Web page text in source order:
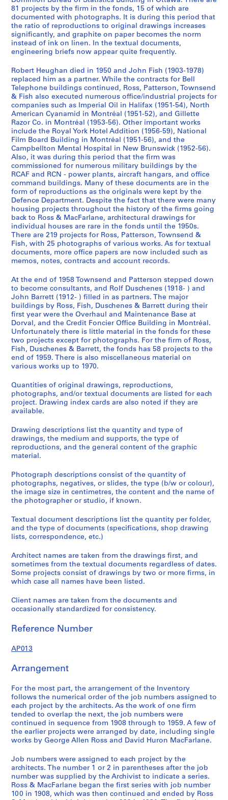
t
s
]
,
1
9
1
2
-
1
9
3
0
AP013.S3.D633
1
9
6
0
-
1
9
8
2
AP013.S3.D634
81 projects by the firm in the fonds, 15 of which are
documented with photographs. It is during this period that
the ratio of reproductions to original drawings increases
significantly, and graphite on paper becomes the norm
instead of ink on linen. In the textual documents,
engineering briefs now appear quite frequently.
Robert Heughan died in 1950 and John Fish (1903-1978)
replaced him as a partner. While the contracts for Bell
Telephone buildings continued, Ross, Patterson, Townsend
& Fish also executed numerous office/industrial projects for
companies such as Imperial Oil in Halifax (1951-54), North
American Cyanamid in Montréal (1951-52), and Gillette
Razor Co. in Montréal (1953-56). Other important works
include the Royal York Hotel Addition (1956-59), National
Film Board Building in Montréal (1951-56), and the
Campbellton Mental Hospital in New Brunswick (1952-56).
Also, it was during this period that the firm was
commissioned for numerous military buildings by the
RCAF and RCN - power plants, aircraft hangars, and office
command buildings. Many of these documents are in the
form of reproductions as the originals were kept by the
Defence Department. Despite the fact that there were many
housing projects throughout the history of the firms going
back to Ross & MacFarlane, architectural drawings for
individual houses are rare in the fonds until the 1950s.
There are 219 projects for Ross, Patterson, Townsend &
Fish, with 25 photographs of various works. As for textual
documents, more office papers are now included such as
memos, notes, contracts and account records.
At the end of 1958 Townsend and Patterson stepped down
to become consultants, and Rolf Duschenes (1918- ) and
John Barrett (1912- ) filled in as partners. The major
buildings by Ross, Fish, Duschenes & Barrett during their
first year were the Overhaul and Maintenance Base at
Dorval, and the Credit Foncier Office Building in Montréal.
Unfortunately there is little material in the fonds for these
two projects except for photographs. For the firm of Ross,
Fish, Duschenes & Barrett, the fonds has 58 projects to the
end of 1959. There is also miscellaneous material on
various works up to 1970.
Quantities of original drawings, reproductions,
photographs, and/or textual documents are listed for each
project. Drawing index cards are also noted if they are
available.
Drawing descriptions list the quantity and type of
drawings, the medium and supports, the type of
reproductions, and the general content of the graphic
material.
Photograph descriptions consist of the quantity of
photographs, negatives, or slides, the type (b/w or colour),
the image size in centimetres, the content and the name of
the photographer or studio, if known.
Textual document descriptions list the quantity per folder,
and the type of documents (specifications, shop drawing
lists, correspondence, etc.)
Architect names are taken from the drawings first, and
sometimes from the textual documents regardless of dates.
Some projects consist of drawings by two or more firms, in
which case all names have been listed.
Client names are taken from the documents and
occasionally standardized for consistency.
Reference Number
AP013
Arrangement
For the most part, the arrangement of the Inventory
follows the numerical order of the job numbers assigned to
each project by the architects. As the work of one firm
tended to overlap the next, the job numbers were
continued in sequence from 1908 through to 1959. A few of
the earlier projects were arranged by date, including single
works by George Allen Ross and David Huron MacFarlane.
Job numbers were assigned to each project by the
architects. The number 1 or 2 in parentheses after the job
number was supplied by the Archivist to indicate a series.
Ross & MacFarlane began the first series with job number
100 in 1908, which was then continued and ended by Ross